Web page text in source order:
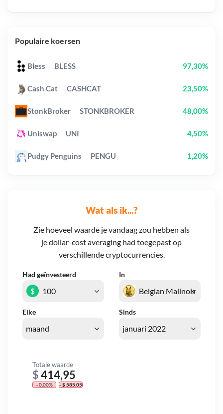
Wat als ik...?
Zie hoeveel waarde je vandaag zou hebben als
je dollar-cost averaging had toegepast op
verschillende cryptocurrencies.
Had geïnvesteerd In
Elke Sinds
$
Totale waarde
$414,95
- 0,00% - $ 585,05
Populaire koersen
Bless BLESS 97,30%
Cash Cat CASHCAT 23,50%
StonkBroker STONKBROKER 48,00%
Uniswap UNI 4,50%
Pudgy Penguins PENGU 1,20%